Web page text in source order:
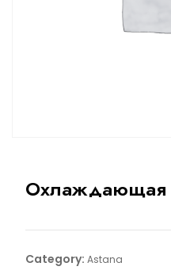
Охлаждающая
Category: Astana